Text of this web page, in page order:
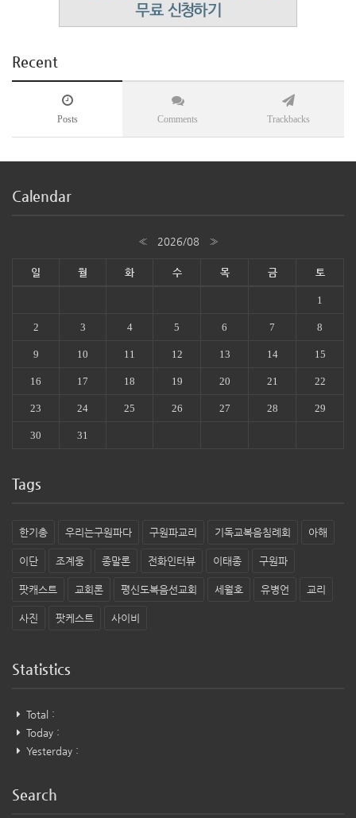
Recent
Posts Comments Trackbacks
Calendar
« 2026/08 »
일 월 화 수 목 금 토
1
2 3 4 5 6 7 8
9 10 11 12 13 14 15
16 17 18 19 20 21 22
23 24 25 26 27 28 29
30 31
Tags
한기총 우리는구원파다 구원파교리 기독교복음침례회 아해
이단 조계웅 종말론 전화인터뷰 이태종 구원파
팟캐스트 교회론 평신도복음선교회 세월호 유병언 교리
사진 팟케스트 사이비
Statistics
Total :
Today :
Yesterday :
Search